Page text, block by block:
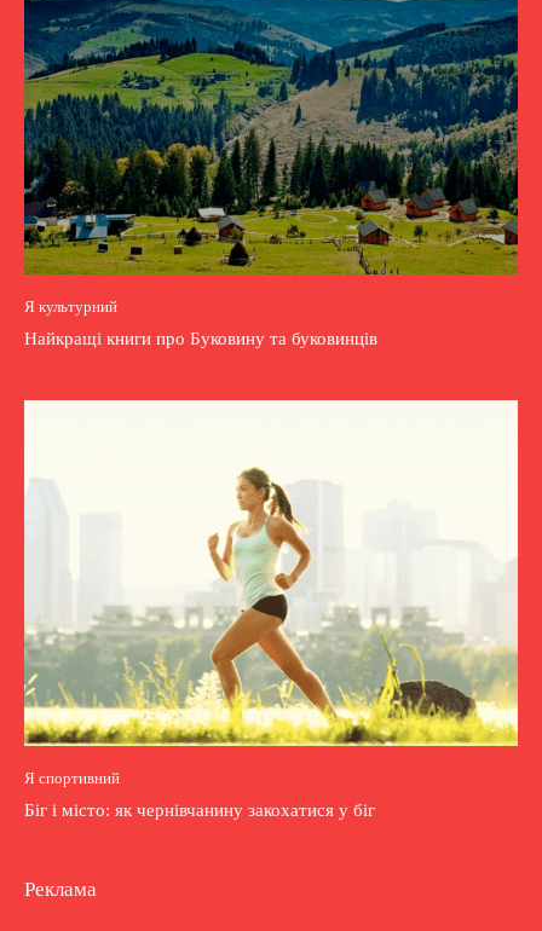
Я культурний
Найкращі книги про Буковину та буковинців
Я спортивний
Біг і місто: як чернівчанину закохатися у біг
Реклама